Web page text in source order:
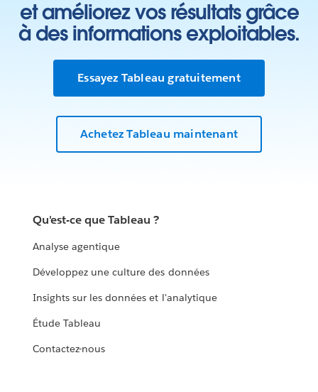
et améliorez vos résultats grâce
à des informations exploitables.
Essayez Tableau gratuitement
Achetez Tableau maintenant
Qu'est-ce que Tableau ?
Analyse agentique
Développez une culture des données
Insights sur les données et l'analytique
Étude Tableau
Contactez-nous